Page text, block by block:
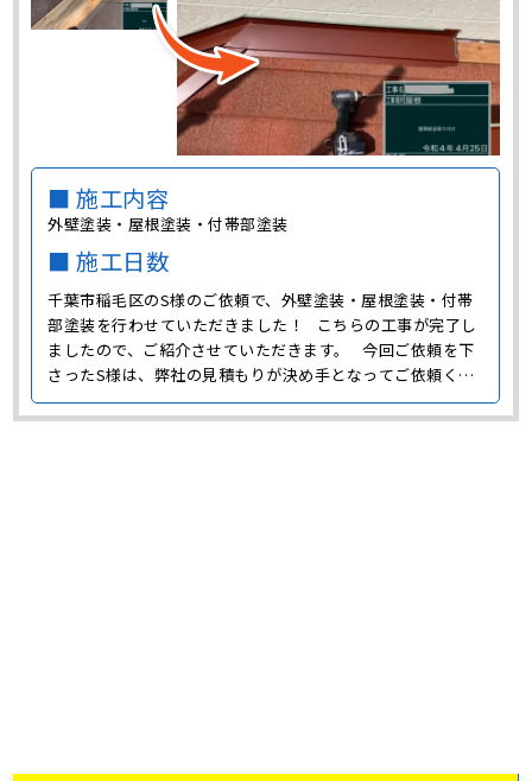
■ 施工内容
外壁塗装・屋根塗装・付帯部塗装
■ 施工日数
千葉市稲毛区のS様のご依頼で、外壁塗装・屋根塗装・付帯
部塗装を行わせていただきました！ こちらの工事が完了し
ましたので、ご紹介させていただきます。 今回ご依頼を下
さったS様は、弊社の見積もりが決め手となってご依頼くだ
さったそうです。 それでは今回の工事について、詳しく見
ていきましょう。 外壁塗装 今回のS様邸の工事では、外